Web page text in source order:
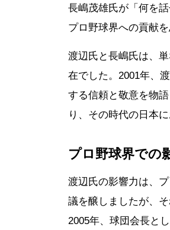
長嶋茂雄氏が「何を
プロ野球界への貢献を
渡辺氏と長嶋氏は、
在でした。2001年、
する信頼と敬意を物
り、その時代の日本
プロ野球界での
渡辺氏の影響力は、
議を醸しましたが、
2005年、球団会長と